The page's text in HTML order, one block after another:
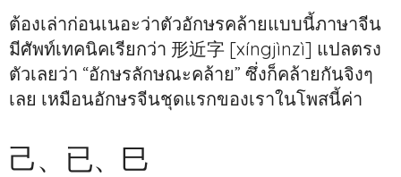
ต้องเล่าก่อนเนอะว่าตัวอักษรคล้ายแบบนี้ภาษาจีน
มีศัพท์เทคนิคเรียกว่า 形近字 [xíngjìnzì] แปลตรง
ตัวเลยว่า “อักษรลักษณะคล้าย” ซึ่งก็คล้ายกันจิงๆ
เลย เหมือนอักษรจีนชุดแรกของเราในโพสนี้ค่า
己、已、巳